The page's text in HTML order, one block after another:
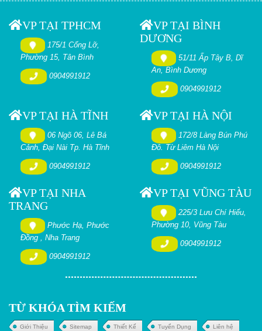
VP TẠI TPHCM
175/1 Cống Lỡ,
Phường 15, Tân Bình
0904991912
VP TẠI BÌNH
DƯƠNG
51/11 Ấp Tây B, Dĩ
An, Bình Dương
0904991912
VP TẠI HÀ TĨNH
06 Ngõ 06, Lê Bá
Cảnh, Đại Nài Tp. Hà Tĩnh
0904991912
VP TẠI HÀ NỘI
172/8 Làng Bún Phú
Đô. Từ Liêm Hà Nội
0904991912
VP TẠI NHA
TRANG
Phước Hạ, Phước
Đồng , Nha Trang
0904991912
VP TẠI VŨNG TÀU
225/3 Lưu Chí Hiếu,
Phường 10, Vũng Tàu
0904991912
TỪ KHÓA TÌM KIẾM
Giới Thiệu Sitemap Thiết Kế Tuyển Dụng Liên hệ